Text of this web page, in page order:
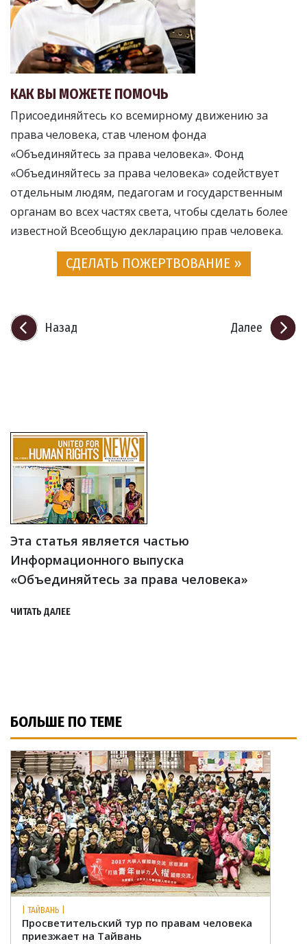
КАК ВЫ МОЖЕТЕ ПОМОЧЬ
Присоединяйтесь ко всемирному движению за
права человека, став членом фонда
«Объединяйтесь за права человека». Фонд
«Объединяйтесь за права человека» содействует
отдельным людям, педагогам и государственным
органам во всех частях света, чтобы сделать более
известной Всеобщую декларацию прав человека.
СДЕЛАТЬ ПОЖЕРТВОВАНИЕ »
Назад Далее
Эта статья является частью
Информационного выпуска
«Объединяйтесь за права человека»
ЧИТАТЬ ДАЛЕЕ
БОЛЬШЕ ПО ТЕМЕ
| ТАЙВАНЬ |
Просветительский тур по правам человека
приезжает на Тайвань